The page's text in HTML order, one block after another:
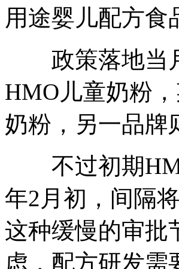
用途婴儿配方食
政策落地当月
HMO儿童奶粉
奶粉，另一品牌
不过初期
年2月初，间隔
这种缓慢的审批
虑，配方研发需